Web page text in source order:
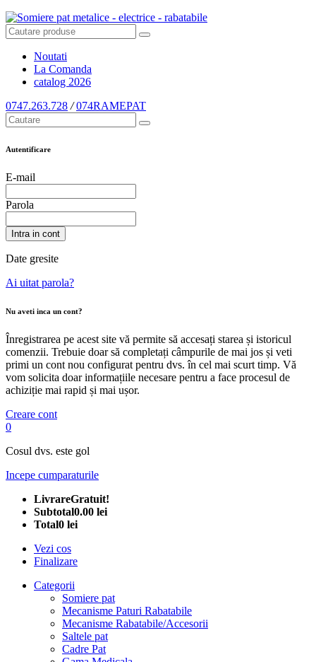
Noutati
La Comanda
catalog 2026
0747.263.728 / 074RAMEPAT
Autentificare
E-mail
Parola
Intra in cont
Date gresite
Ai uitat parola?
Nu aveti inca un cont?
Înregistrarea pe acest site vă permite să accesați starea și istoricul
comenzii. Trebuie doar să completați câmpurile de mai jos și veti
primi un cont nou configurat pentru dvs. în cel mai scurt timp. Vă
vom solicita doar informațiile necesare pentru a face procesul de
achiziție mai rapid și mai ușor.
Creare cont
0
Cosul dvs. este gol
Incepe cumparaturile
LivrareGratuit!
Subtotal0.00 lei
Total0 lei
Vezi cos
Finalizare
Categorii
Somiere pat
Mecanisme Paturi Rabatabile
Mecanisme Rabatabile/Accesorii
Saltele pat
Cadre Pat